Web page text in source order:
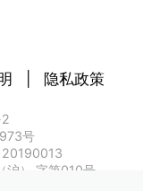
隐私政策
号
沪） 字第010号